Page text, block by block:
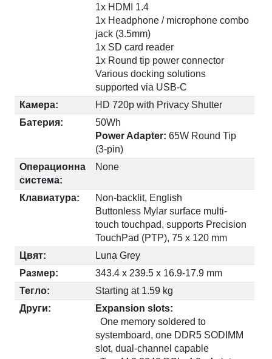
1x HDMI 1.4
1x Headphone / microphone combo
jack (3.5mm)
1x SD card reader
1x Round tip power connector
Various docking solutions
supported via USB-C
Камера:
HD 720p with Privacy Shutter
Батерия:
50Wh
Power Adapter:65W Round Tip
(3-pin)
Операционна
система:
None
Клавиатура:
Non-backlit, English
Buttonless Mylar surface multi-
touch touchpad, supports Precision
TouchPad (PTP), 75 x 120 mm
Цвят:
Luna Grey
Размер:
343.4 x 239.5 x 16.9-17.9 mm
Тегло:
Starting at 1.59 kg
Други:
Expansion slots:
One memory soldered to
systemboard, one DDR5 SODIMM
slot, dual-channel capable